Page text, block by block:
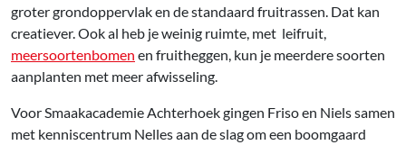
groter grondoppervlak en de standaard fruitrassen. Dat kan
creatiever. Ook al heb je weinig ruimte, met leifruit,
meersoortenbomen en fruitheggen, kun je meerdere soorten
aanplanten met meer afwisseling.
Voor Smaakacademie Achterhoek gingen Friso en Niels samen
met kenniscentrum Nelles aan de slag om een boomgaard